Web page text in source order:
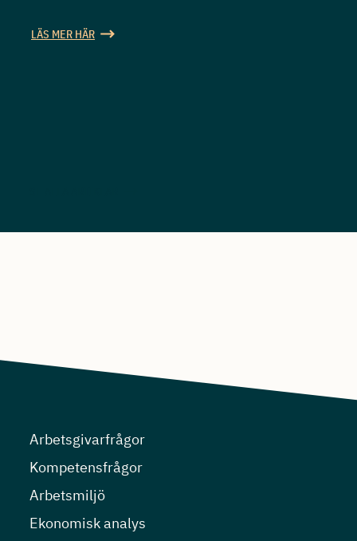
LÄS MER HÄR
Arbetsgivarfrågor
Kompetensfrågor
Arbetsmiljö
Ekonomisk analys